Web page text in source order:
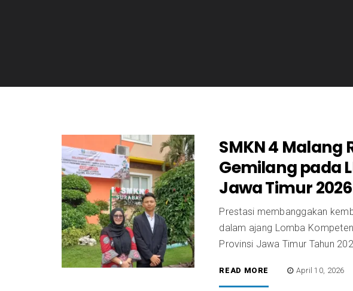
SMKN 4 Malang
Gemilang pada
Jawa Timur 2026
Prestasi membanggakan
dalam ajang Lomba
Provinsi Jawa Timur Tahun
READ MORE April 10, 2026